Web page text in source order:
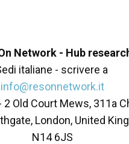
Network - Hub
italiane - scrivere a
info@resonnetwork.it
​2 Old Court Mews, 311a
London, United
N14 6JS